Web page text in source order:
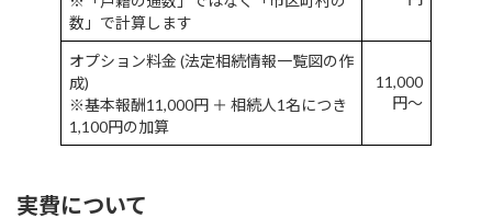
数」で計算します
オプション料金 (法定相続情報一覧図の作
成)
※基本報酬11,000円 ＋ 相続人1名につき
1,100円の加算
11,000
円〜
実費について